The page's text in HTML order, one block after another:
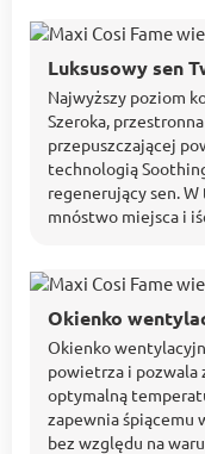
Luksusowy sen
Najwyższy poziom
Szeroka,
przepuszczającej
technologią
regenerujący sen.
mnóstwo miejsca i
Okienko
Okienko
powietrza i pozwala
optymalną
zapewnia śpiącemu
bez względu na